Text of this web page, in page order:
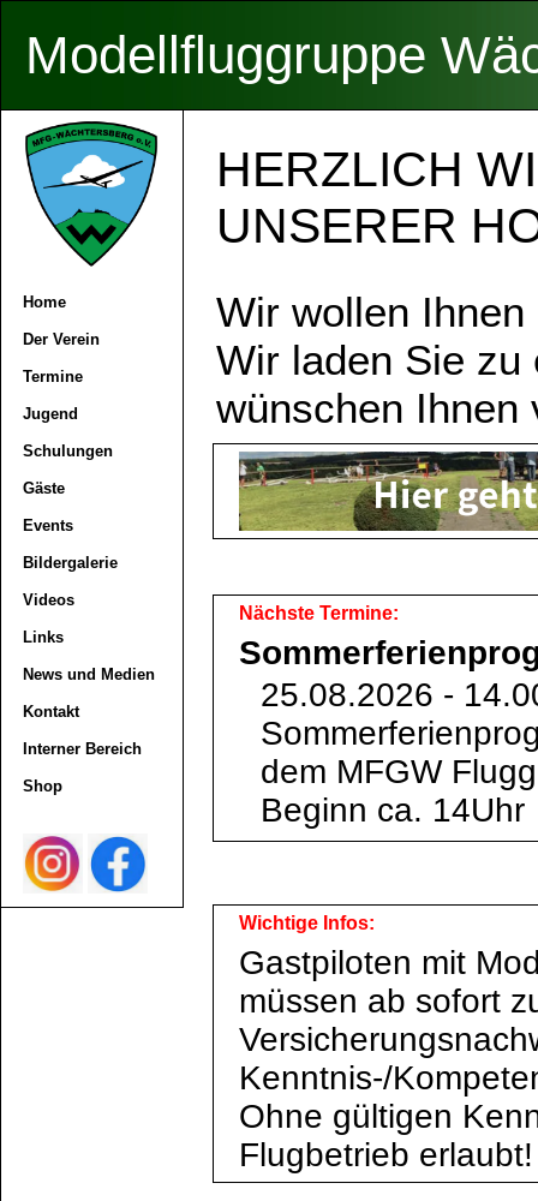
Modellfluggruppe
Home
Der Verein
Termine
Jugend
Schulungen
Gäste
Events
Bildergalerie
Videos
Links
News und Medien
Kontakt
Interner Bereich
Shop
HERZLICH
UNSERER
Wir wollen
Wir laden Sie zu
wünschen Ihnen
Nächste Termine:
25.08.2026 -
dem MFGW
Beginn ca. 14Uhr
Wichtige Infos:
Gastpiloten mit
müssen ab sofort
Kenntnis-/
Ohne gültigen
Flugbetrieb erlaubt!